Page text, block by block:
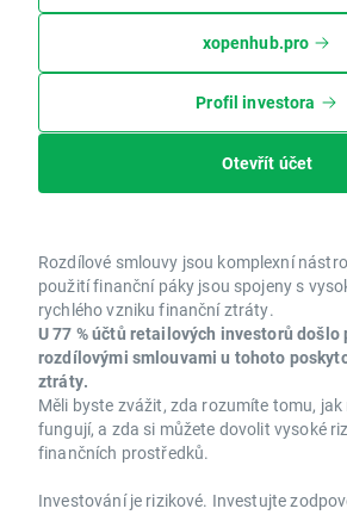
xopenhub.pro
Profil investora
Otevřít účet
Rozdílové smlouvy jsou komplexní
použití finanční páky jsou spojeny s
rychlého vzniku finanční ztráty.
U 77 % účtů retailových investorů došlo
rozdílovými smlouvami u tohoto
ztráty.
Měli byste zvážit, zda rozumíte tomu,
fungují, a zda si můžete dovolit vysoké
finančních prostředků.
Investování je rizikové. Investujte